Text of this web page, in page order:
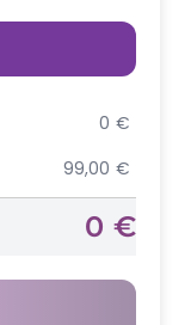
0 €
99,00 €
0 €